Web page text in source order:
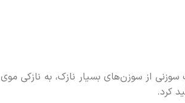
از سوزن‌های بسیار نازک، به نازکی موی
کرد.